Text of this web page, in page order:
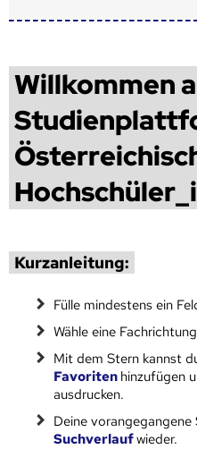
Willkommen
Kurzanleitung:
Fülle mindestens ein
Wähle eine
Mit dem Stern kannst
Favoriten hinzufügen
ausdrucken.
Deine
Suchverlaufwieder.